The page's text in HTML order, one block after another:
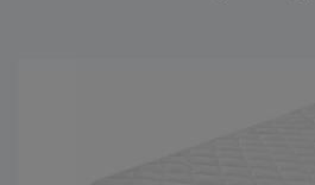
stabilitu a dlouhou životnost.